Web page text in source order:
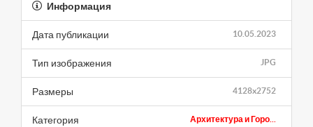
Информация
10.05.2023
Дата публикации
JPG
Тип изображения
4128x2752
Размеры
Архитектура и Горо...
Категория